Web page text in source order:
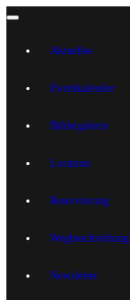
Aktuelles
Eventkalender
Bildergalerie
Location
Reservierung
Wegbeschreibung
Newsletter